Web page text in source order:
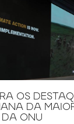
OS
DA
DA ONU